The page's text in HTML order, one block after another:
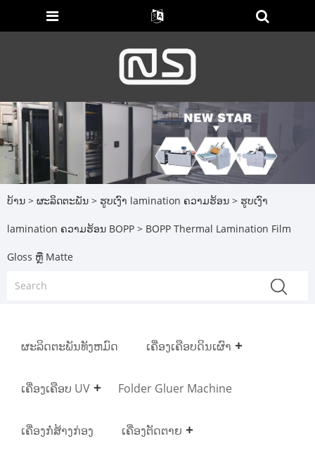
ບ້ານ > ຜະລິດຕະພັນ > ຮູບເງົາ lamination ຄວາມຮ້ອນ > ຮູບເງົາ
lamination ຄວາມຮ້ອນ BOPP > BOPP Thermal Lamination Film
Gloss ຫຼື Matte
ຜະລິດຕະພັນທັງຫມົດ ເຄື່ອງເຄືອບດິນເຜົາ
ເຄື່ອງເຄືອບ UV Folder Gluer Machine
ເຄື່ອງກໍ່ສ້າງກ່ອງ ເຄື່ອງຕັດຕາຍ